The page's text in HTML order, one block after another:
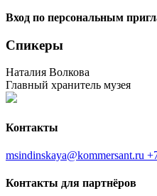
Вход по персональным
Спикеры
Наталия Волкова
Главный хранитель музея
Контакты
msindinskaya@kommersant.ru
Контакты для партнёров